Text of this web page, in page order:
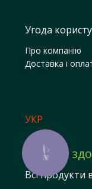
Угода
Про компанію
Доставка і
УКР
Смачна
Всі продукти
КНОПКА
ЗВ'ЯЗКУ